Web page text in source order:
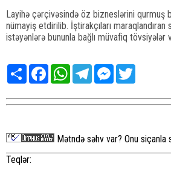
Layihə çərçivəsində öz bizneslərini qurmuş
nümayiş etdirilib. İştirakçıları
istəyənlərə bununla bağlı müvafiq tövsiyələr
Share FacebookWhatsAppTelegramMessenger
Mətndə səhv var? Onu
Teqlər: